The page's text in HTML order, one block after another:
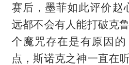
赛后，墨菲如此评价赵
远都不会有人能打破克
个魔咒存在是有原因
点，斯诺克之神一直在